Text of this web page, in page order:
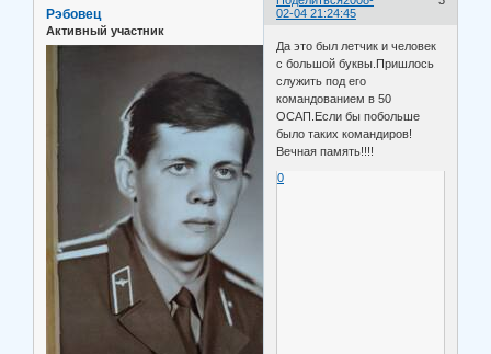
02-04 21:24:45
Рэбовец
Активный участник
Да это был летчик и человек
с большой буквы.Пришлось
служить под его
командованием в 50
ОСАП.Если бы побольше
было таких командиров!
Вечная память!!!!
0